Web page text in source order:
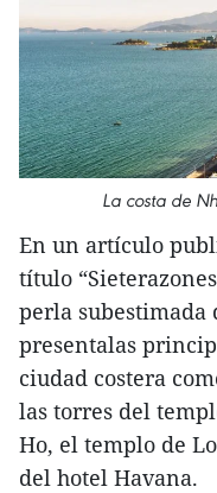
La costa de
En un artículo
título
perla subestimada
presentalas
ciudad costera
las torres del
Ho, el templo de
del hotel Havana.